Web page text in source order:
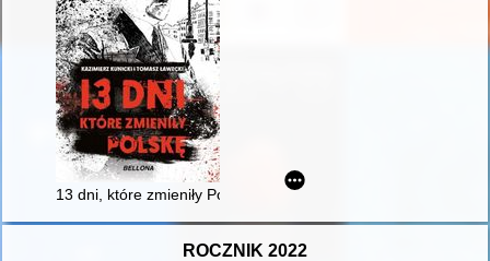
13 dni, które zmieniły Polskę : gra o Powstanie '44
ROCZNIK 2022